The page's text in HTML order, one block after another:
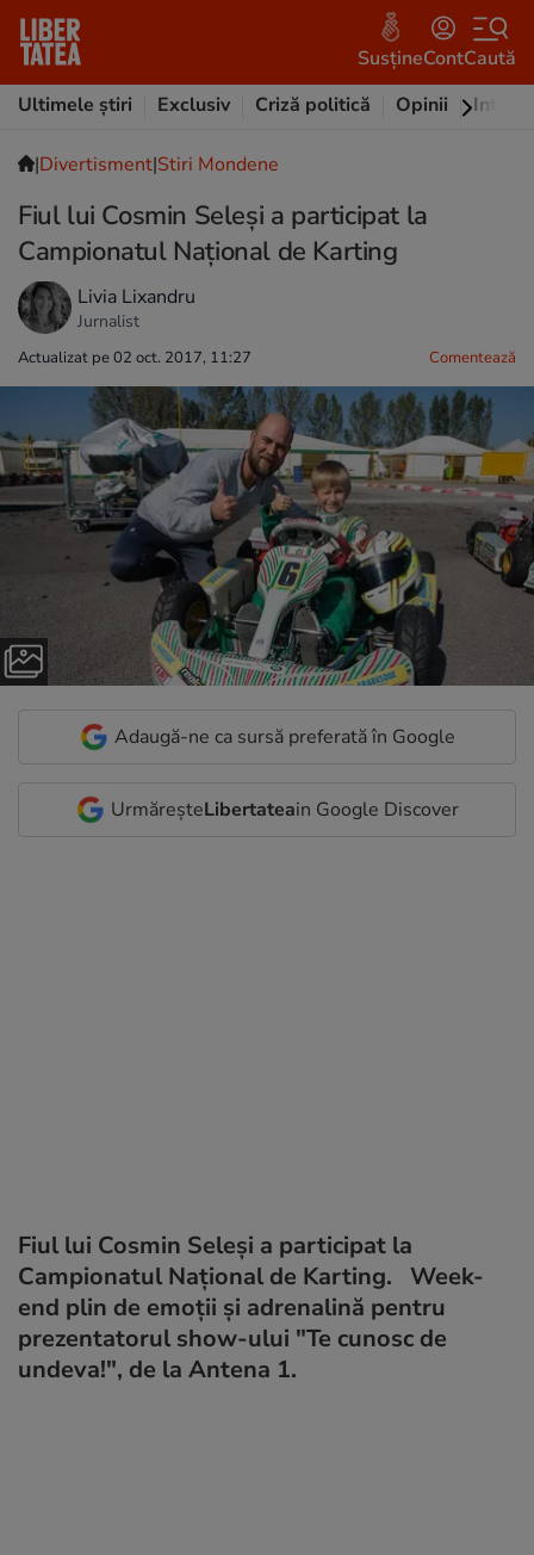
SusțineContCaută
Ultimele știri
Exclusiv Criză politică Opinii
|Divertisment|Stiri Mondene
Fiul lui Cosmin Seleşi a participat la
Campionatul Naţional de Karting
Livia Lixandru
Jurnalist
Actualizat pe 02 oct. 2017, 11:27 Comentează
Adaugă-ne ca sursă preferată în Google
UrmăreșteLibertateain Google Discover
Fiul lui Cosmin Seleşi a participat la
Campionatul Naţional de Karting. Week-
end plin de emoţii şi adrenalină pentru
prezentatorul show-ului "Te cunosc de
undeva!", de la Antena 1.